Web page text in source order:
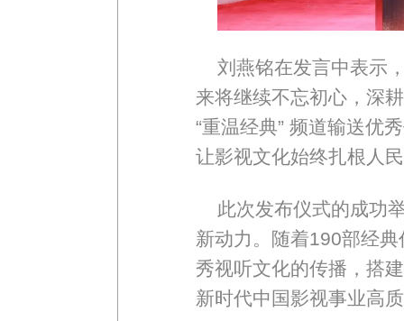
刘燕铭在发言中表示
来将继续不忘初心，深
“重温经典” 频道输送优
让影视文化始终扎根人
此次发布仪式的成功
新动力。随着190部经
秀视听文化的传播，搭
新时代中国影视事业高